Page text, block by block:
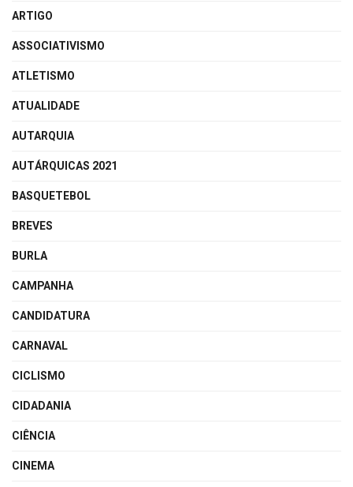
ARTIGO
ASSOCIATIVISMO
ATLETISMO
ATUALIDADE
AUTARQUIA
AUTÁRQUICAS 2021
BASQUETEBOL
BREVES
BURLA
CAMPANHA
CANDIDATURA
CARNAVAL
CICLISMO
CIDADANIA
CIÊNCIA
CINEMA